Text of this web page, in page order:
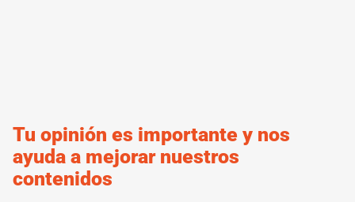
Tu opinión es importante y nos
ayuda a mejorar nuestros
contenidos